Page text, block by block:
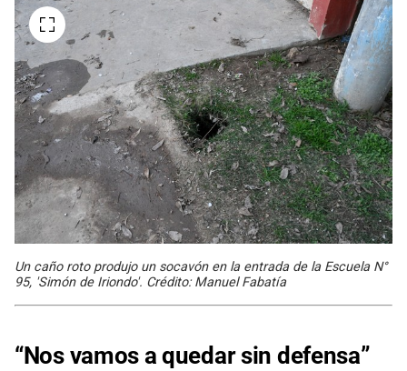
Un caño roto produjo un socavón en la entrada de la Escuela N°
95, 'Simón de Iriondo'. Crédito: Manuel Fabatía
“Nos vamos a quedar sin defensa”